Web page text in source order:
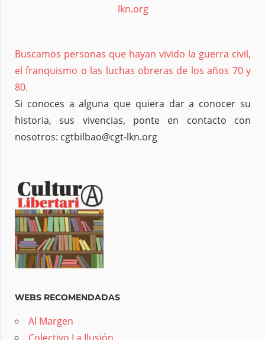
lkn.org
Buscamos personas que hayan vivido la guerra civil,
el franquismo o las luchas obreras de los años 70 y
80.
Si conoces a alguna que quiera dar a conocer su
historia, sus vivencias, ponte en contacto con
nosotros: cgtbilbao@cgt-lkn.org
WEBS RECOMENDADAS
Al Margen